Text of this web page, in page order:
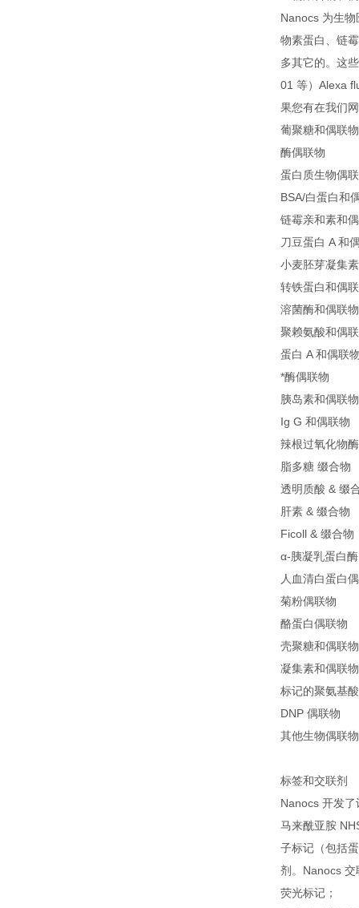
Nanocs 为生
物素蛋白、链
多其它的。 这
01 等）Alexa
果您有在我们
葡聚糖和偶联物
酶偶联物
蛋白质生物偶
BSA/白蛋白和
链霉亲和素和
刀豆蛋白 A 和
小麦胚芽凝集
转铁蛋白和偶
溶菌酶和偶联物
聚赖氨酸和偶
蛋白 A 和偶联
*酶偶联物
胰岛素和偶联物
Ig G 和偶联物
辣根过氧化物
脂多糖 缀合物
透明质酸 & 缀
肝素 & 缀合物
Ficoll & 缀合物
α-胰凝乳蛋白
人血清白蛋白
菊粉偶联物
酪蛋白偶联物
壳聚糖和偶联物
凝集素和偶联物
标记的聚氨基酸
DNP 偶联物
其他生物偶联物
标签和交联剂
Nanocs 开发
马来酰亚胺
子标记（包括
剂。 Nanocs
荧光标记；